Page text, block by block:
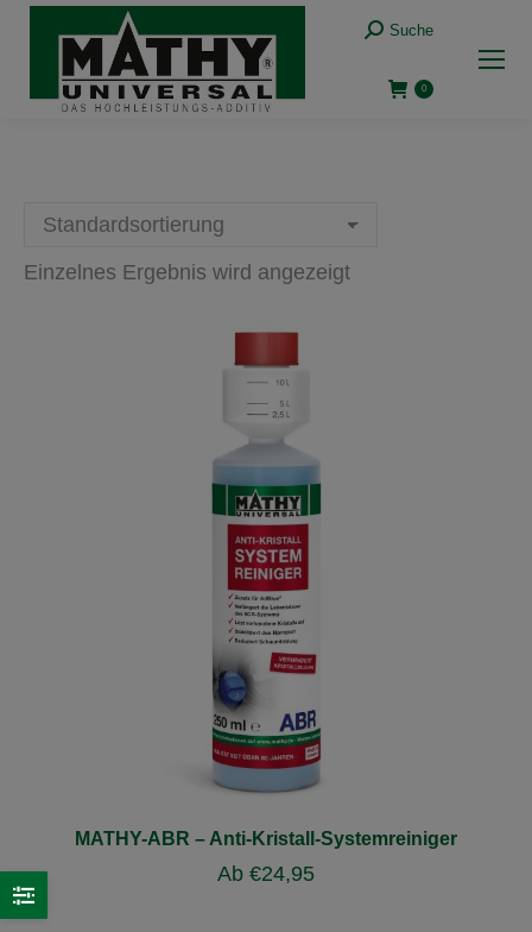
Suche:
Suche
0
Einzelnes Ergebnis wird angezeigt
MATHY-ABR – Anti-Kristall-Systemreiniger
Ab €24,95